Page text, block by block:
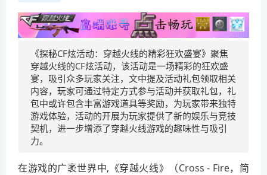
《探秘CF炫活动：穿越火线的精彩狂欢盛宴》聚焦
穿越火线的CF炫活动，该活动是一场精彩的狂欢盛
宴，吸引众多玩家关注，文中提及活动礼包领取相关
内容，玩家可通过特定方式参与活动并获取礼包，礼
包中或许包含丰富游戏道具等奖励，为玩家带来独特
游戏体验，活动的开展为玩家提供了新的娱乐与竞技
契机，进一步增添了穿越火线游戏的趣味性与吸引
力。
在游戏的广袤世界中,《穿越火线》（Cross - Fire，简